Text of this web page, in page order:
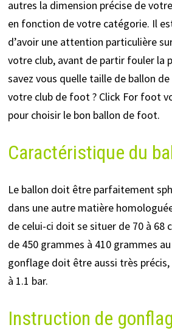
autres la dimension précise de votre
en fonction de votre catégorie. Il
d’avoir une attention particulière
votre club, avant de partir fouler la
savez vous quelle taille de ballon
votre club de foot ? Click For foot
pour choisir le bon ballon de foot.
Caractéristique du
Le ballon doit être parfaitement
dans une autre matière
de celui-ci doit se situer de 70 à 68
de 450 grammes à 410 grammes
gonflage doit être aussi très
à 1.1 bar.
Instruction de